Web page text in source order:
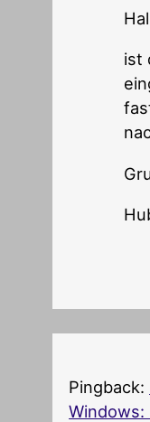
ist
Pingback:
Windows: